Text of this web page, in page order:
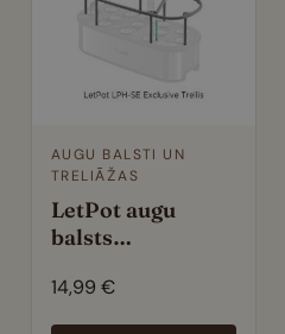
AUGU BALSTI UN
TRELIĀŽAS
LetPot augu
balsts
dārzam Senior
14,99 €